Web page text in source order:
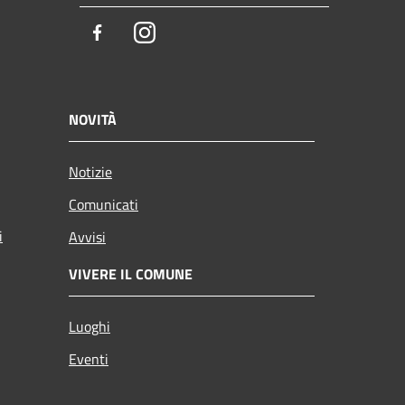
FacebookInstagram
NOVITÀ
Notizie
Comunicati
Avvisi
VIVERE IL COMUNE
Luoghi
Eventi